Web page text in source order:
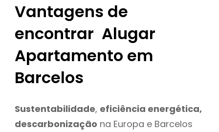
Vantagens de
encontrar Alugar
Apartamento em
Barcelos
Sustentabilidade, eficiência energética,
descarbonização na Europa e Barcelos